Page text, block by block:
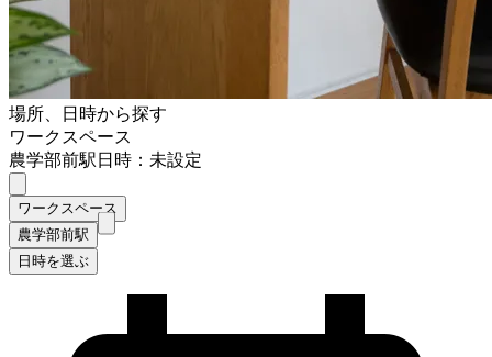
場所、日時から探す
ワークスペース
農学部前駅日時：未設定
ワークスペース
農学部前駅
日時を選ぶ